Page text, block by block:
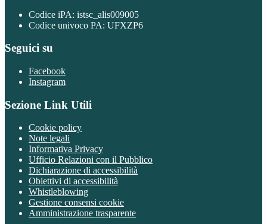
Codice iPA: istsc_alis009005
Codice univoco PA: UFXZP6
Seguici su
Facebook
Instagram
Sezione Link Utili
Cookie policy
Note legali
Informativa Privacy
Ufficio Relazioni con il Pubblico
Dichiarazione di accessibilità
Obiettivi di accessibilità
Whistleblowing
Gestione consensi cookie
Amministrazione trasparente